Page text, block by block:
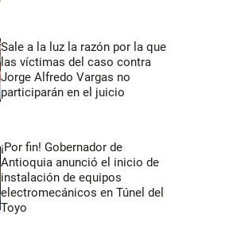
Sale a la luz la razón por la que
las víctimas del caso contra
Jorge Alfredo Vargas no
participarán en el juicio
¡Por fin! Gobernador de
Antioquia anunció el inicio de
instalación de equipos
electromecánicos en Túnel del
Toyo